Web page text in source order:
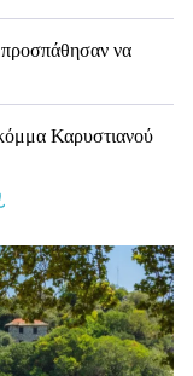
να
Καρυστιανού